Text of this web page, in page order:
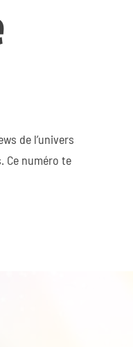
de l’univers
Ce numéro te